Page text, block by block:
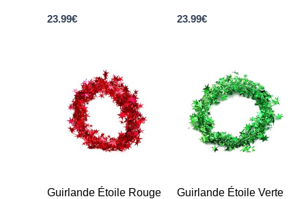
23.99€ 23.99€
Guirlande Étoile Rouge Guirlande Étoile Verte